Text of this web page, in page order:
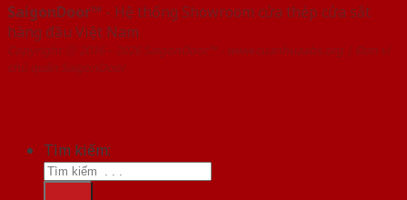
SaigonDoor™ - Hệ thống Showroom cửa thép cửa sắt
hàng đầu Việt Nam
Copyright ⓒ 2016 – 2026 SaigonDoor™ - www.cuanhuaabs.org | Đơn vị
chủ quản SaigonDoor
Tìm kiếm: